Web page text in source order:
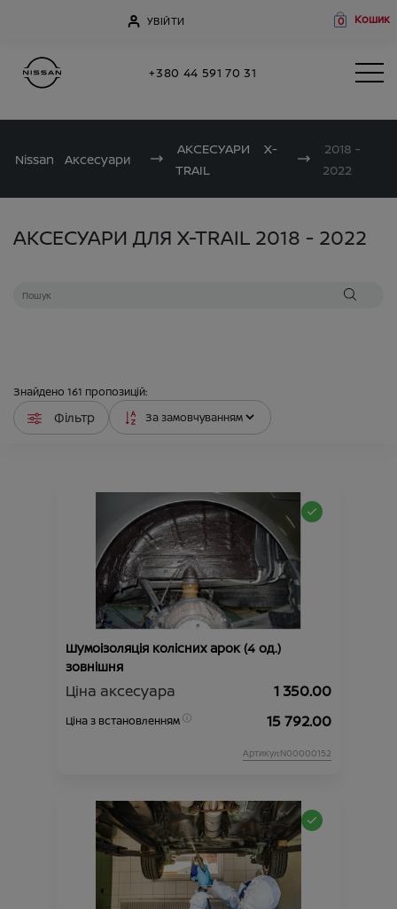
УВІЙТИ 0 Кошик
+380 44 591 70 31
Nissan Аксесуари
АКСЕСУАРИ
X-
TRAIL
2018 -
2022
АКСЕСУАРИ ДЛЯ X-TRAIL 2018 - 2022
Знайдено 161 пропозицій:
Фільтр
Шумоізоляція колісних арок (4 од.)
зовнішня
Ціна аксесуара 1 350.00
Ціна з встановленням 15 792.00
Артикул:N00000152